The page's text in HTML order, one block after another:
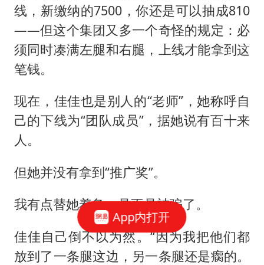
线，新缴纳的7500，你还是可以抽成810
——但这个集团又多一个奇怪的规定：必
须同时凑满左腿和右腿，上线才能拿到这
笔钱。
现在，佳佳也是别人的“老师”，她称呼自
己的下线为“团队成员”，据她说有百十来
人。
但她并没有拿到“推广奖”。
我有点替她着急，是不是被骗了。
佳佳自己倒不以为然。“因为我把他们都
放到了一条腿这边，另一条腿还是瘸的。
App内打开